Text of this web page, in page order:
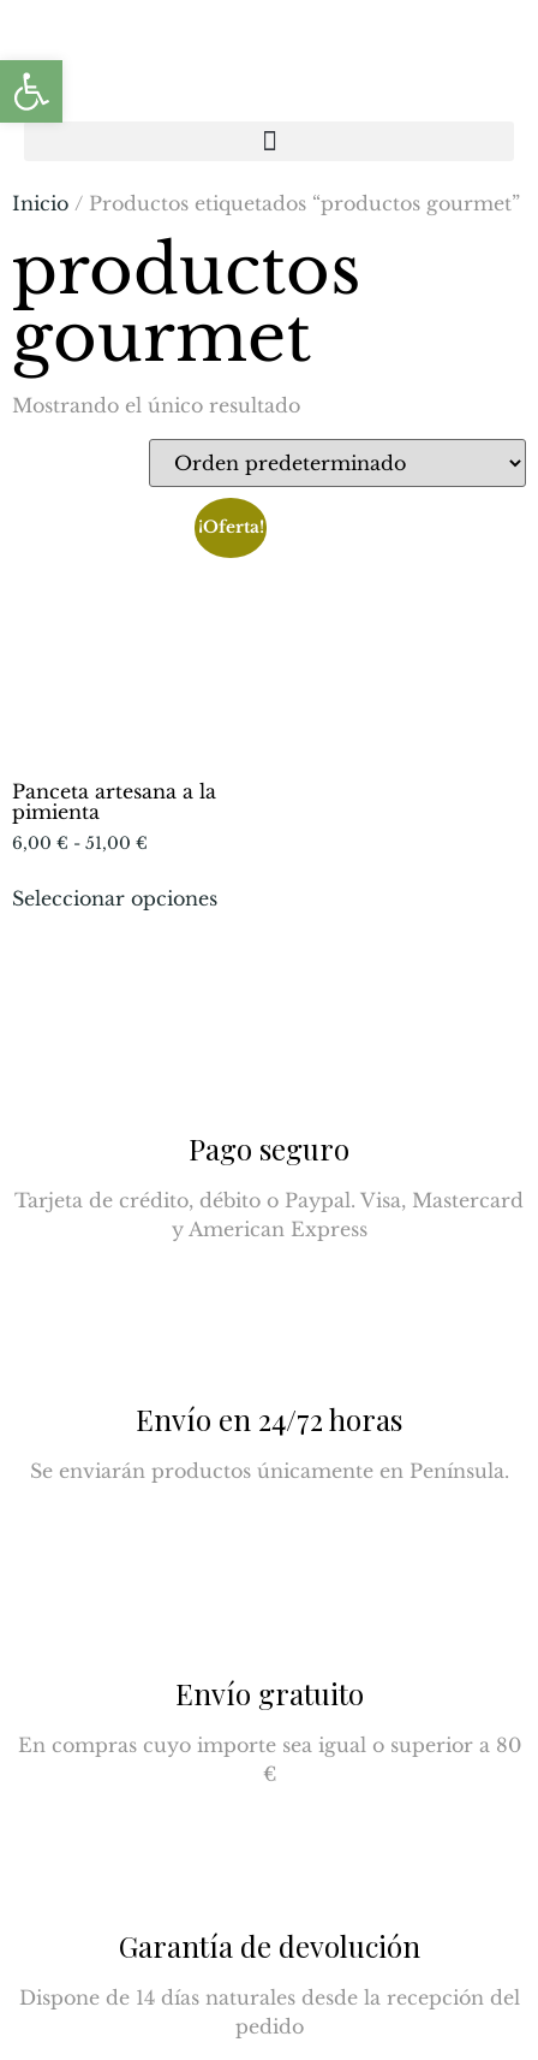
Inicio / Productos etiquetados “productos gourmet”
productos
gourmet
Mostrando el único resultado
¡Oferta!
Panceta artesana a la
pimienta
6,00 € - 51,00 €
Seleccionar opciones
Pago seguro
Tarjeta de crédito, débito o Paypal. Visa, Mastercard
y American Express
Envío en 24/72 horas
Se enviarán productos únicamente en Península.
Envío gratuito
En compras cuyo importe sea igual o superior a 80
€
Garantía de devolución
Dispone de 14 días naturales desde la recepción del
pedido
Abrir barra de herramientas